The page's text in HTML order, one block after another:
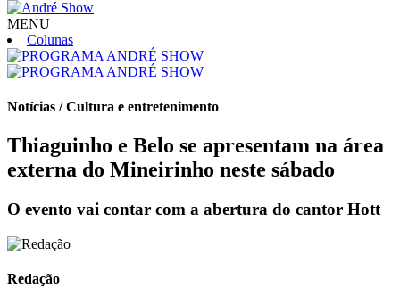
MENU
Colunas
Notícias / Cultura e entretenimento
Thiaguinho e Belo se apresentam na área
externa do Mineirinho neste sábado
O evento vai contar com a abertura do cantor Hott
Redação